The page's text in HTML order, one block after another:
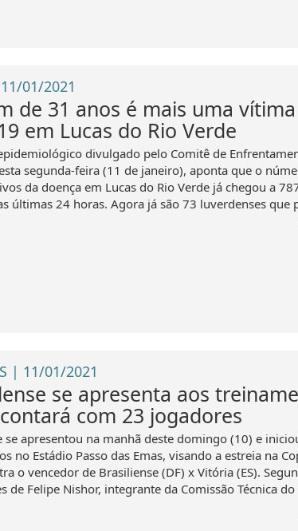
01/2021
de 31 anos é mais uma
em Lucas do Rio Verde
divulgado pelo Comitê de
segunda-feira (11 de janeiro), aponta que o
da doença em Lucas do Rio Verde já chegou a
últimas 24 horas. Agora já são 73 luverdenses que
| 11/01/2021
se apresenta aos
com 23 jogadores
se apresentou na manhã deste domingo (10) e
no Estádio Passo das Emas, visando a estreia na
o vencedor de Brasiliense (DF) x Vitória (ES).
de Felipe Nishor, integrante da Comissão Técnica do